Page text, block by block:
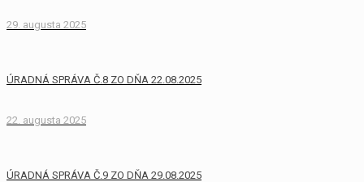
29. augusta 2025
ÚRADNÁ SPRÁVA Č.8 ZO DŇA 22.08.2025
22. augusta 2025
ÚRADNÁ SPRÁVA Č.9 ZO DŇA 29.08.2025